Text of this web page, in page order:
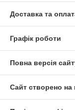
Доставка та
Графік роботи
Повна версія
Сайт створено на